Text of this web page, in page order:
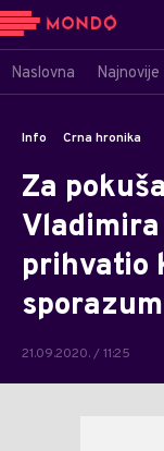
Naslovna Najnovije
Info Crna hronika
Za
prihvatio
sporazum
21.09.2020. / 11:25